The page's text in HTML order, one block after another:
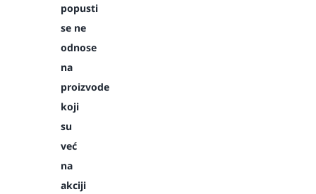
popusti
se ne
odnose
na
proizvode
koji
su
već
na
akciji